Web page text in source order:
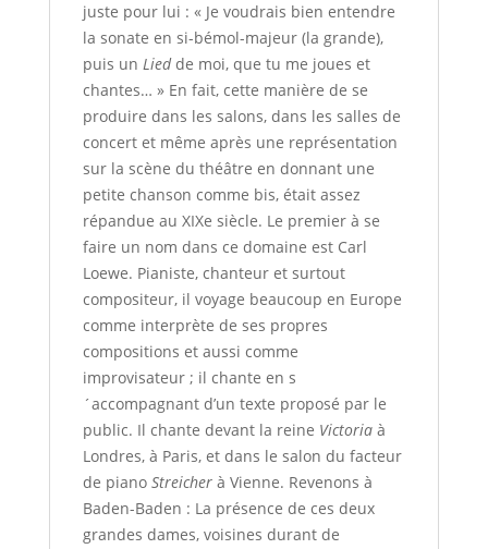
juste pour lui : « Je voudrais bien entendre
la sonate en si-bémol-majeur (la grande),
puis un Liedde moi, que tu me joues et
chantes… » En fait, cette manière de se
produire dans les salons, dans les salles de
concert et même après une représentation
sur la scène du théâtre en donnant une
petite chanson comme bis, était assez
répandue au XIXe siècle. Le premier à se
faire un nom dans ce domaine est Carl
Loewe. Pianiste, chanteur et surtout
compositeur, il voyage beaucoup en Europe
comme interprète de ses propres
compositions et aussi comme
improvisateur ; il chante en s
´accompagnant d’un texte proposé par le
public. Il chante devant la reine Victoriaà
Londres, à Paris, et dans le salon du facteur
de pianoStreicherà Vienne. Revenons à
Baden-Baden : La présence de ces deux
grandes dames, voisines durant de